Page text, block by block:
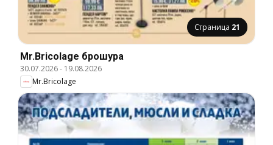
Страница 21
Mr.Bricolage брошура
30.07.2026- 19.08.2026
Mr.Bricolage